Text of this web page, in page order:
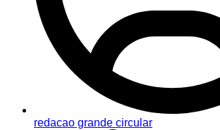
redacao grande circular